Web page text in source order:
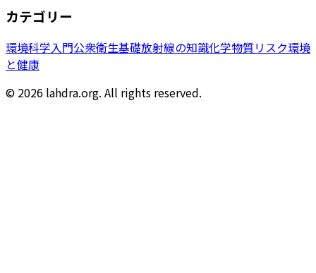
カテゴリー
環境科学入門公衆衛生基礎放射線の知識化学物質リスク環境
と健康
© 2026 lahdra.org. All rights reserved.